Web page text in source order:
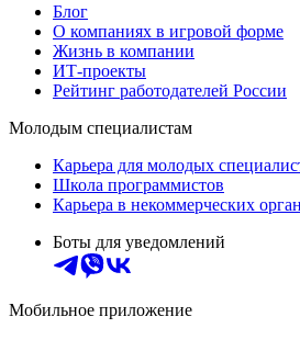
Блог
О компаниях в игровой форме
Жизнь в компании
ИТ-проекты
Рейтинг работодателей России
Молодым специалистам
Карьера для молодых
Школа программистов
Карьера в некоммерческих
Боты для уведомлений
Мобильное приложение